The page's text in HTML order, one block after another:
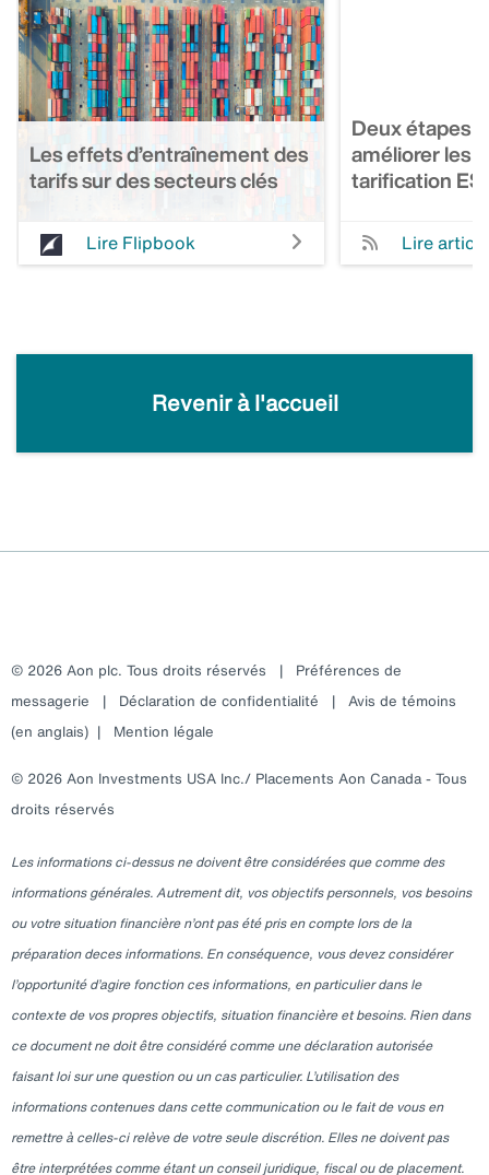
Les effets d’entraînement des
tarifs sur des secteurs clés
Lire Flipbook
Deux étapes
améliorer les
tarification
Lire article
Revenir à l'accueil
© 2026 Aon plc. Tous droits réservés | Préférences de
messagerie | Déclaration de confidentialité | Avis de témoins
(en anglais) | Mention légale
© 2026 Aon Investments USA Inc./ Placements Aon Canada - Tous
droits réservés
Les informations ci-dessus ne doivent être considérées que comme des
informations générales. Autrement dit, vos objectifs personnels, vos besoins
ou votre situation financière n’ont pas été pris en compte lors de la
préparation deces informations. En conséquence, vous devez considérer
l’opportunité d’agire fonction ces informations, en particulier dans le
contexte de vos propres objectifs, situation financière et besoins. Rien dans
ce document ne doit être considéré comme une déclaration autorisée
faisant loi sur une question ou un cas particulier. L’utilisation des
informations contenues dans cette communication ou le fait de vous en
remettre à celles-ci relève de votre seule discrétion. Elles ne doivent pas
être interprétées comme étant un conseil juridique, fiscal ou de placement.